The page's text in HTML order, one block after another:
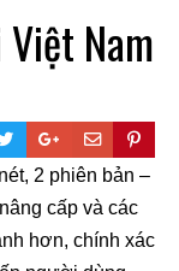
Nam
2 phiên bản –
cấp và các
hơn, chính xác